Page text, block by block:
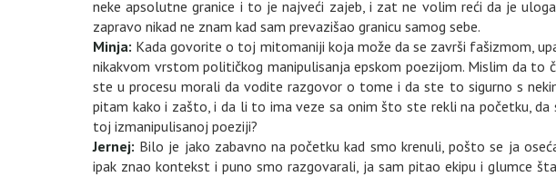
neke apsolutne granice i to je najveći zajeb, i zat ne volim reći da je
zapravo nikad ne znam kad sam prevazišao granicu samog sebe.
Minja: Kada govorite o toj mitomaniji koja može da se završi fašizmom,
nikakvom vrstom političkog manipulisanja epskom poezijom. Mislim da to
ste u procesu morali da vodite razgovor o tome i da ste to sigurno s
pitam kako i zašto, i da li to ima veze sa onim što ste rekli na početku,
toj izmanipulisanoj poeziji?
Jernej: Bilo je jako zabavno na početku kad smo krenuli, pošto se ja
ipak znao kontekst i puno smo razgovarali, ja sam pitao ekipu i glumce